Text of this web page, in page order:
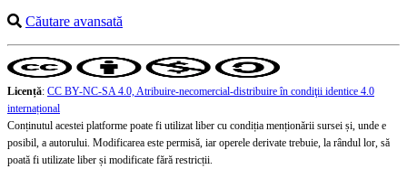
Căutare avansată
Licență: CC BY-NC-SA 4.0, Atribuire-necomercial-distribuire în condiţii identice 4.0
internațional
Conținutul acestei platforme poate fi utilizat liber cu condiția menționării sursei și, unde e
posibil, a autorului. Modificarea este permisă, iar operele derivate trebuie, la rândul lor, să
poată fi utilizate liber și modificate fără restricții.